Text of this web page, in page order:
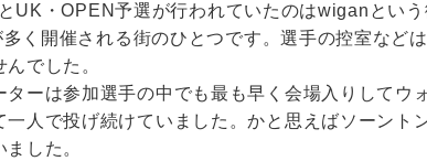
UK・OPEN予選が行われていたのはwiganとい
く開催される街のひとつです。選手の控室など
でした。
ターは参加選手の中でも最も早く会場入りしてウ
一人で投げ続けていました。かと思えばソーン
した。